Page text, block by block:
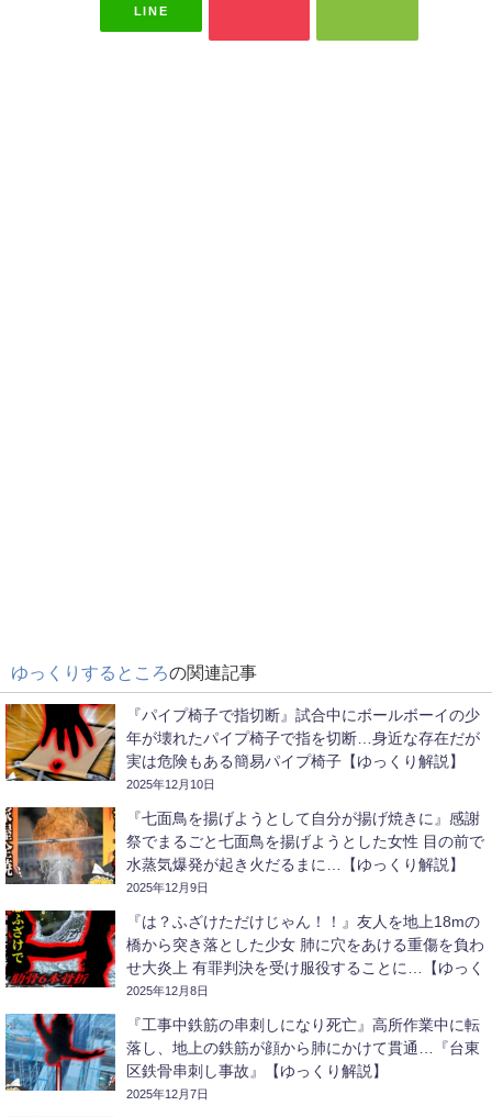
LINE
ゆっくりするところの関連記事
『パイプ椅子で指切断』試合中にボールボーイの少
年が壊れたパイプ椅子で指を切断…身近な存在だが
実は危険もある簡易パイプ椅子【ゆっくり解説】
2025年12月10日
『七面鳥を揚げようとして自分が揚げ焼きに』感謝
祭でまるごと七面鳥を揚げようとした女性 目の前で
水蒸気爆発が起き火だるまに…【ゆっくり解説】
2025年12月9日
『は？ふざけただけじゃん！！』友人を地上18mの
橋から突き落とした少女 肺に穴をあける重傷を負わ
せ大炎上 有罪判決を受け服役することに…【ゆっく
り解説】
2025年12月8日
『工事中鉄筋の串刺しになり死亡』高所作業中に転
落し、地上の鉄筋が顔から肺にかけて貫通…『台東
区鉄骨串刺し事故』【ゆっくり解説】
2025年12月7日